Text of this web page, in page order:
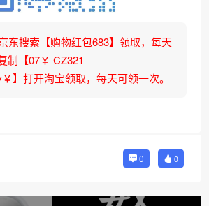
东搜索【购物红包683】领取，每天
制【07￥ CZ321
】打开淘宝领取，每天可领一次。
0 0